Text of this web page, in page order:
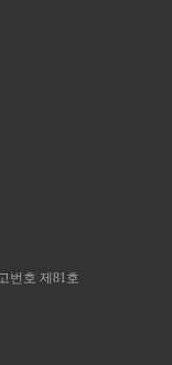
번호 제81호